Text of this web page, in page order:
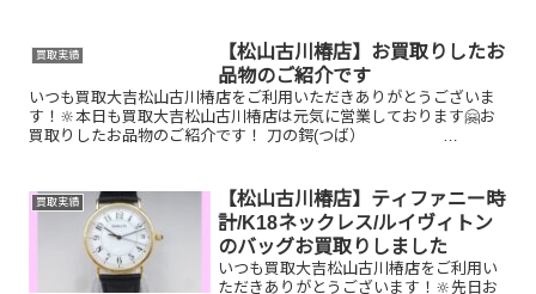
っているお品物はございませんか？その
お品物ぜひ！買取...
買取実績
【松山古川椿店】お買取りしたお
品物のご紹介です
いつも買取大吉松山古川椿店をご利用いただきありがとうございま
す！🔆本日も買取大吉松山古川椿店は元気に営業しております🤗お
買取りしたお品物のご紹介です！ 刀の鍔(つば）
買取実績
【松山古川椿店】ティファニー時
計/K18ネックレス/ルイヴィトン
のバッグお買取りしました
いつも買取大吉松山古川椿店をご利用い
ただきありがとうございます！🔆先日お